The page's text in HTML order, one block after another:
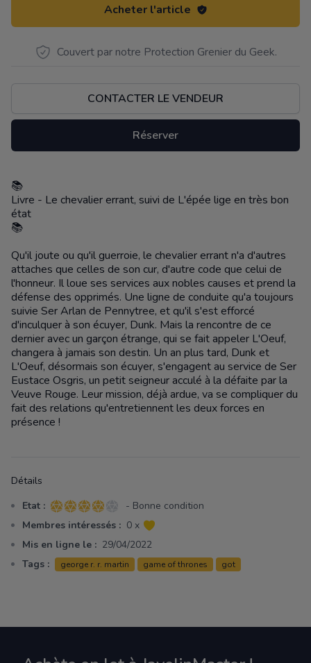
Acheter l'article
Couvert par notre Protection Grenier du Geek.
CONTACTER LE VENDEUR
Réserver
Description
📚
Livre - Le chevalier errant, suivi de L'épée lige en très bon
état
📚
Qu'il joute ou qu'il guerroie, le chevalier errant n'a d'autres
attaches que celles de son cur, d'autre code que celui de
l'honneur. Il loue ses services aux nobles causes et prend la
défense des opprimés. Une ligne de conduite qu'a toujours
suivie Ser Arlan de Pennytree, et qu'il s'est efforcé
d'inculquer à son écuyer, Dunk. Mais la rencontre de ce
dernier avec un garçon étrange, qui se fait appeler L'Oeuf,
changera à jamais son destin. Un an plus tard, Dunk et
L'Oeuf, désormais son écuyer, s'engagent au service de Ser
Eustace Osgris, un petit seigneur acculé à la défaite par la
Veuve Rouge. Leur mission, déjà ardue, va se compliquer du
fait des relations qu'entretiennent les deux forces en
présence !
Détails
Etat : 4 sur 5 étoiles
- Bonne condition
Membres intéressés : 0 x
Mis en ligne le : 29/04/2022
Tags :
george r. r. martin game of thrones got